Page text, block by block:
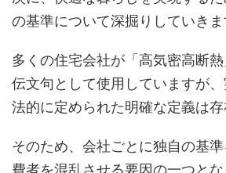
の基準について深掘りしていきま
多くの住宅会社が「高気密高断
伝文句として使用していますが
法的に定められた明確な定義は存
そのため、会社ごとに独自の基